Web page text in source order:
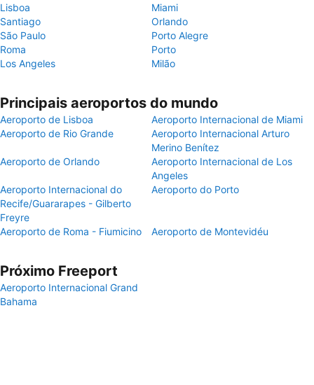
Lisboa
Miami
Santiago
Orlando
São Paulo
Porto Alegre
Roma
Porto
Los Angeles
Milão
Principais aeroportos do mundo
Aeroporto de Lisboa
Aeroporto Internacional de Miami
Aeroporto de Rio Grande
Aeroporto Internacional Arturo
Merino Benítez
Aeroporto de Orlando
Aeroporto Internacional de Los
Angeles
Aeroporto Internacional do
Recife/Guararapes - Gilberto
Freyre
Aeroporto do Porto
Aeroporto de Roma - Fiumicino Aeroporto de Montevidéu
Próximo Freeport
Aeroporto Internacional Grand
Bahama